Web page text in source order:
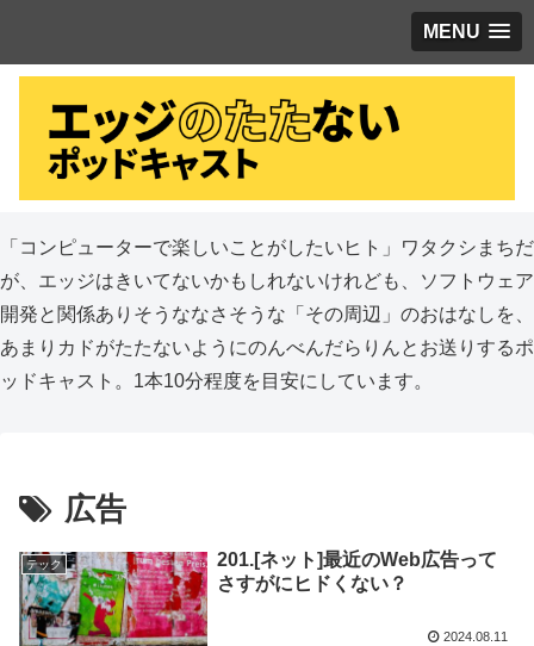
MENU
「コンピューターで楽しいことがしたいヒト」ワタクシまちだ
が、エッジはきいてないかもしれないけれども、ソフトウェア
開発と関係ありそうななさそうな「その周辺」のおはなしを、
あまりカドがたたないようにのんべんだらりんとお送りするポ
ッドキャスト。1本10分程度を目安にしています。
広告
テック
201.[ネット]最近のWeb広告って
さすがにヒドくない？
2024.08.11